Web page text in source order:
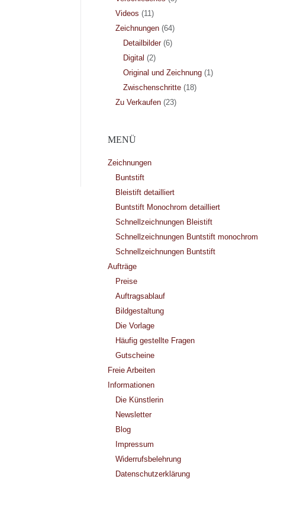
Videos (11)
Zeichnungen(64)
Detailbilder(6)
Digital (2)
Original und Zeichnung(1)
Zwischenschritte(18)
Zu Verkaufen(23)
MENÜ
Zeichnungen
Buntstift
Bleistift detailliert
Buntstift Monochrom detailliert
Schnellzeichnungen Bleistift
Schnellzeichnungen Buntstift monochrom
Schnellzeichnungen Buntstift
Aufträge
Preise
Auftragsablauf
Bildgestaltung
Die Vorlage
Häufig gestellte Fragen
Gutscheine
Freie Arbeiten
Informationen
Die Künstlerin
Newsletter
Blog
Impressum
Widerrufsbelehrung
Datenschutzerklärung